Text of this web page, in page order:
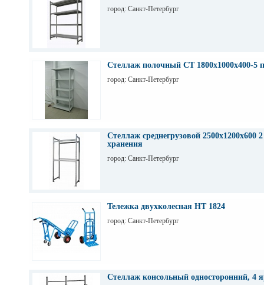
город: Санкт-Петербург
Стеллаж полочный СТ 1800х1000х400-5
город: Санкт-Петербург
Стеллаж среднегрузовой 2500х1200х600
хранения
город: Санкт-Петербург
Тележка двухколесная НТ 1824
город: Санкт-Петербург
Стеллаж консольный односторонний, 4